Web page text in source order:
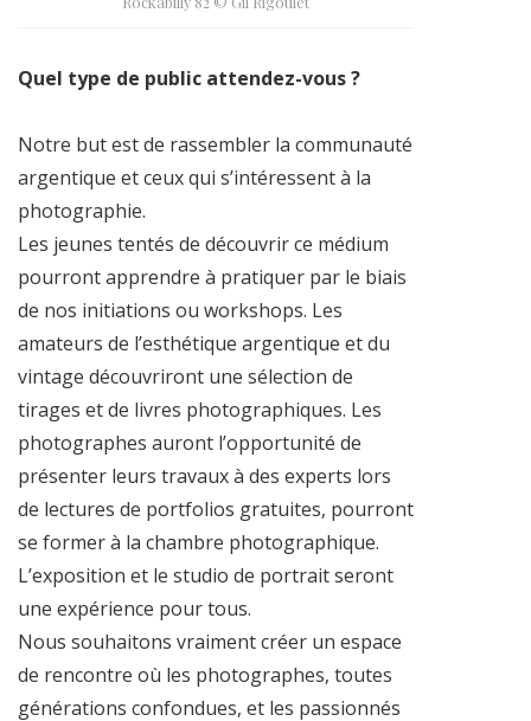
Quel type de public attendez-vous ?
Notre but est de rassembler la communauté
argentique et ceux qui s’intéressent à la
photographie.
Les jeunes tentés de découvrir ce médium
pourront apprendre à pratiquer par le biais
de nos initiations ou workshops. Les
amateurs de l’esthétique argentique et du
vintage découvriront une sélection de
tirages et de livres photographiques. Les
photographes auront l’opportunité de
présenter leurs travaux à des experts lors
de lectures de portfolios gratuites, pourront
se former à la chambre photographique.
L’exposition et le studio de portrait seront
une expérience pour tous.
Nous souhaitons vraiment créer un espace
de rencontre où les photographes, toutes
générations confondues, et les passionnés